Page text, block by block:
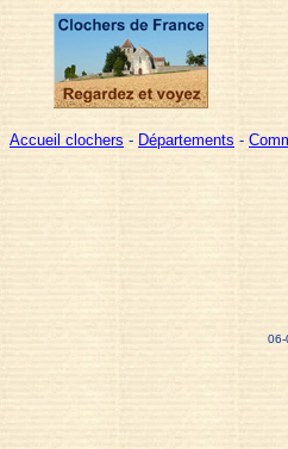
Accueil clochers - Départements -
06-